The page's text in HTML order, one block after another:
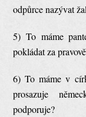
odpůrce nazývat
5) To máme
pokládat za
6) To máme v
prosazuje
podporuje?